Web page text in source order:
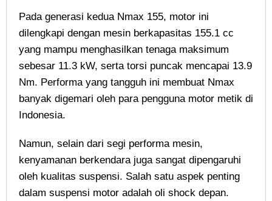
Pada generasi kedua Nmax 155, motor ini
dilengkapi dengan mesin berkapasitas 155.1 cc
yang mampu menghasilkan tenaga maksimum
sebesar 11.3 kW, serta torsi puncak mencapai 13.9
Nm. Performa yang tangguh ini membuat Nmax
banyak digemari oleh para pengguna motor metik di
Indonesia.
Namun, selain dari segi performa mesin,
kenyamanan berkendara juga sangat dipengaruhi
oleh kualitas suspensi. Salah satu aspek penting
dalam suspensi motor adalah oli shock depan.